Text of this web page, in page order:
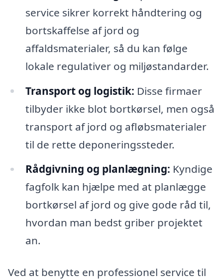
service sikrer korrekt håndtering og
bortskaffelse af jord og
affaldsmaterialer, så du kan følge
lokale regulativer og miljøstandarder.
Transport og logistik: Disse firmaer
tilbyder ikke blot bortkørsel, men også
transport af jord og afløbsmaterialer
til de rette deponeringssteder.
Rådgivning og planlægning: Kyndige
fagfolk kan hjælpe med at planlægge
bortkørsel af jord og give gode råd til,
hvordan man bedst griber projektet
an.
Ved at benytte en professionel service til